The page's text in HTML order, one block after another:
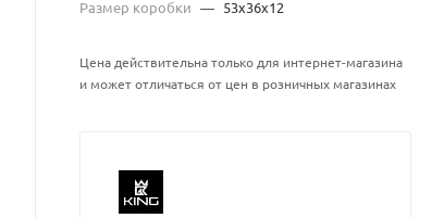
Размер коробки — 53x36x12
Цена действительна только для интернет-магазина
и может отличаться от цен в розничных магазинах